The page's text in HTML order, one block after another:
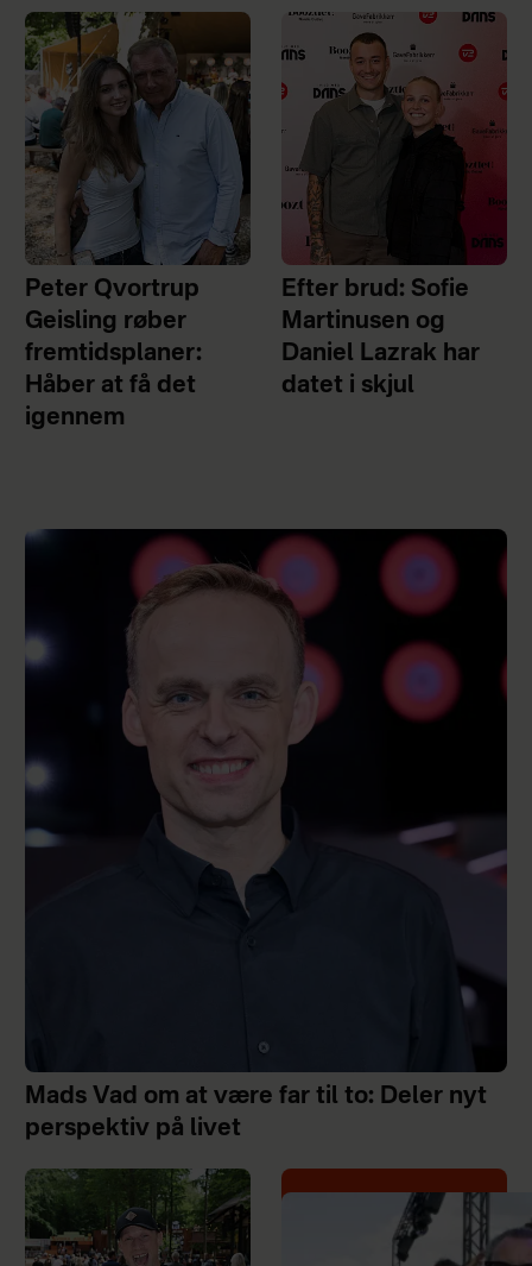
Peter Qvortrup
Geisling røber
fremtidsplaner:
Håber at få det
igennem
Efter brud: Sofie
Martinusen og
Daniel Lazrak har
datet i skjul
Mads Vad om at være far til to: Deler nyt
perspektiv på livet